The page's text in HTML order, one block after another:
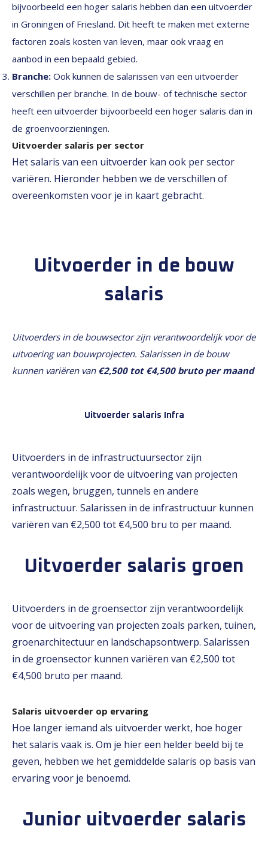
bijvoorbeeld een hoger salaris hebben dan een uitvoerder
in Groningen of Friesland. Dit heeft te maken met externe
factoren zoals kosten van leven, maar ook vraag en
aanbod in een bepaald gebied.
Branche: Ook kunnen de salarissen van een uitvoerder
verschillen per branche. In de bouw- of technische sector
heeft een uitvoerder bijvoorbeeld een hoger salaris dan in
de groenvoorzieningen.
Uitvoerder salaris per sector
Het salaris van een uitvoerder kan ook per sector
variëren. Hieronder hebben we de verschillen of
overeenkomsten voor je in kaart gebracht.
Uitvoerder in de bouw
salaris
Uitvoerders in de bouwsector zijn verantwoordelijk voor de
uitvoering van bouwprojecten. Salarissen in de bouw
kunnen variëren van €2,500 tot €4,500 bruto per maand
Uitvoerder salaris Infra
Uitvoerders in de infrastructuursector zijn
verantwoordelijk voor de uitvoering van projecten
zoals wegen, bruggen, tunnels en andere
infrastructuur. Salarissen in de infrastructuur kunnen
variëren van €2,500 tot €4,500 bru to per maand.
Uitvoerder salaris groen
Uitvoerders in de groensector zijn verantwoordelijk
voor de uitvoering van projecten zoals parken, tuinen,
groenarchitectuur en landschapsontwerp. Salarissen
in de groensector kunnen variëren van €2,500 tot
€4,500 bruto per maand.
Salaris uitvoerder op ervaring
Hoe langer iemand als uitvoerder werkt, hoe hoger
het salaris vaak is. Om je hier een helder beeld bij te
geven, hebben we het gemiddelde salaris op basis van
ervaring voor je benoemd.
Junior uitvoerder salaris